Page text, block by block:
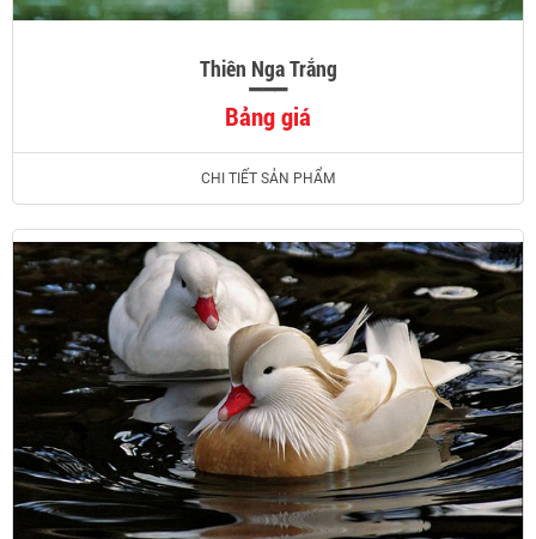
Thiên Nga Trắng
Bảng giá
CHI TIẾT SẢN PHẨM